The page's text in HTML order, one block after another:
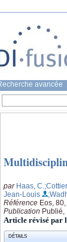
avancée
par Haas, C.
Jean-Louis
Référence Eos,
Publication Publié,
Article révisé par
DÉTAILS